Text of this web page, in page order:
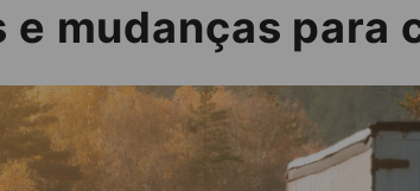
e mudanças para